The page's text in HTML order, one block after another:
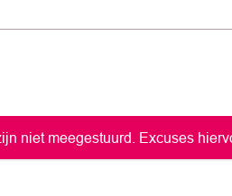
niet meegestuurd. Excuses